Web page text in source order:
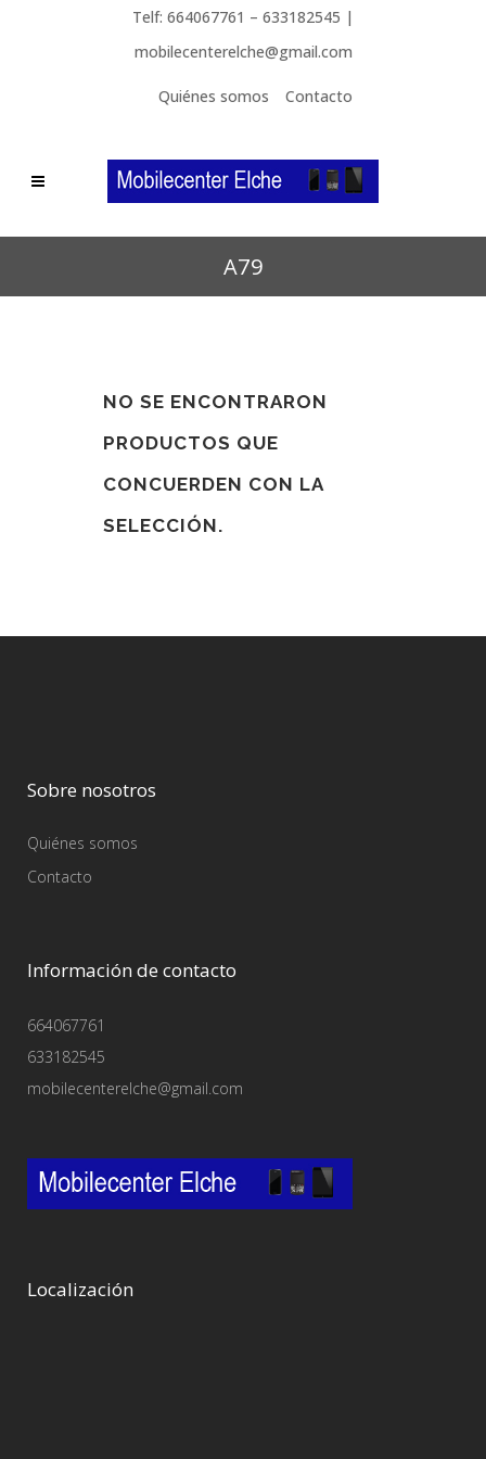
Telf: 664067761 – 633182545 |
mobilecenterelche@gmail.com
Quiénes somos Contacto
A79
NO SE ENCONTRARON
PRODUCTOS QUE
CONCUERDEN CON LA
SELECCIÓN.
Sobre nosotros
Quiénes somos
Contacto
Información de contacto
664067761
633182545
mobilecenterelche@gmail.com
Localización